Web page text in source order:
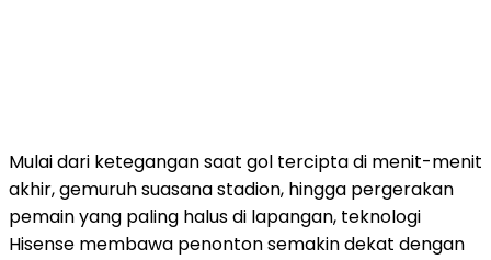
Mulai dari ketegangan saat gol tercipta di menit-menit
akhir, gemuruh suasana stadion, hingga pergerakan
pemain yang paling halus di lapangan, teknologi
Hisense membawa penonton semakin dekat dengan